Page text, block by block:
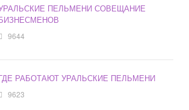
ПЕЛЬМЕНИ СОВЕЩАНИЕ
9644
РАБОТАЮТ УРАЛЬСКИЕ ПЕЛЬМЕНИ
9623